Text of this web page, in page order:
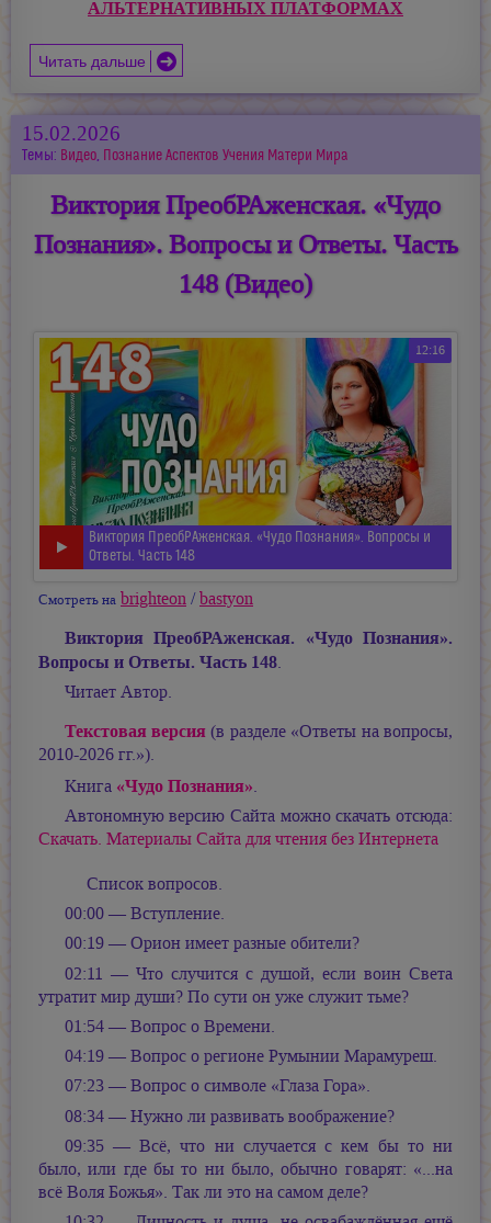
АЛЬТЕРНАТИВНЫХ ПЛАТФОРМАХ
Читать дальше
15.02.2026
Темы: Видео, Познание Аспектов Учения Матери Мира
Виктория ПреобРАженская. «Чудо
Познания». Вопросы и Ответы. Часть
148 (Видео)
12:16
Виктория ПреобРАженская. «Чудо Познания». Вопросы и
Ответы. Часть 148
Смотреть на brighteon /bastyon
Виктория ПреобРАженская. «Чудо Познания».
Вопросы и Ответы. Часть 148.
Читает Автор.
Текстовая версия(в разделе «Ответы на вопросы,
2010-2026 гг.»).
Книга «Чудо Познания».
Автономную версию Сайта можно скачать отсюда:
Скачать. Материалы Сайта для чтения без Интернета
Список вопросов.
00:00 — Вступление.
00:19 — Орион имеет разные обители?
02:11 — Что случится с душой, если воин Света
утратит мир души? По сути он уже служит тьме?
01:54 — Вопрос о Времени.
04:19 — Вопрос о регионе Румынии Марамуреш.
07:23 — Вопрос о символе «Глаза Гора».
08:34 — Нужно ли развивать воображение?
09:35 — Всё, что ни случается с кем бы то ни
было, или где бы то ни было, обычно говарят: «...на
всё Воля Божья». Так ли это на самом деле?